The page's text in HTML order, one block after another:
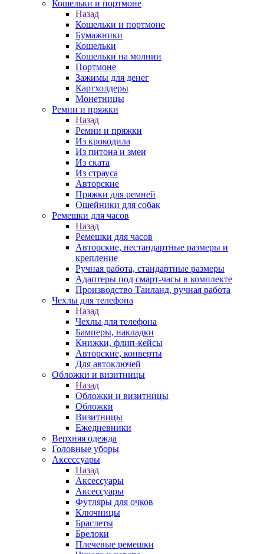
Кошельки и портмоне
Назад
Кошельки и портмоне
Бумажники
Кошельки
Кошельки на молнии
Портмоне
Зажимы для денег
Картхолдеры
Монетницы
Ремни и пряжки
Назад
Ремни и пряжки
Из крокодила
Из питона и змеи
Из ската
Из страуса
Авторские
Пряжки для ремней
Ошейники для собак
Ремешки для часов
Назад
Ремешки для часов
Авторские, нестандартные размеры и
крепление
Ручная работа, стандартные размеры
Адаптеры под смарт-часы в комплекте
Производство Таиланд, ручная работа
Чехлы для телефона
Назад
Чехлы для телефона
Бамперы, накладки
Книжки, флип-кейсы
Авторские, конверты
Для автоключей
Обложки и визитницы
Назад
Обложки и визитницы
Обложки
Визитницы
Ежедневники
Верхняя одежда
Головные уборы
Аксессуары
Назад
Аксессуары
Аксессуары
Футляры для очков
Ключницы
Браслеты
Брелоки
Плечевые ремешки